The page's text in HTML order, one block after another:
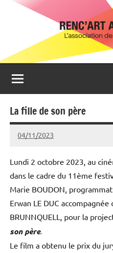
Renc'Art
Méliès
Association
spectateurs
du
cinéma
Le
Montreuil
La fille de son père
04/11/2023
Michel
Lundi 2 octobre 2023, au
dans le cadre du 11ème
Marie BOUDON,
Erwan LE DUC
BRUNNQUELL, pour la
son père.
Le film a obtenu le prix du